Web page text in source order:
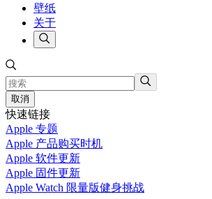
壁纸
关于
取消
快速链接
Apple 专题
Apple 产品购买时机
Apple 软件更新
Apple 固件更新
Apple Watch 限量版健身挑战